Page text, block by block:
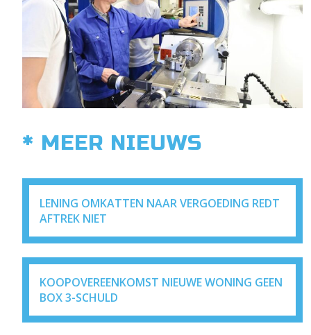
* MEER NIEUWS
LENING OMKATTEN NAAR VERGOEDING REDT
AFTREK NIET
KOOPOVEREENKOMST NIEUWE WONING GEEN
BOX 3-SCHULD